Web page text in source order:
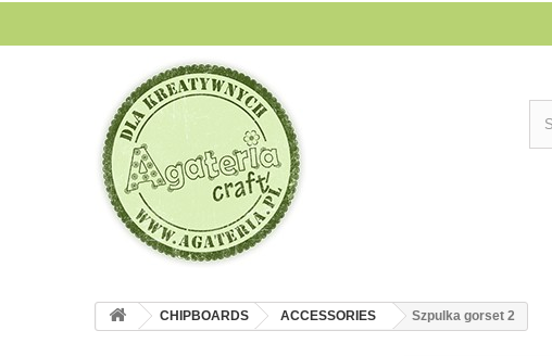
CHIPBOARDS ACCESSORIES Szpulka gorset 2